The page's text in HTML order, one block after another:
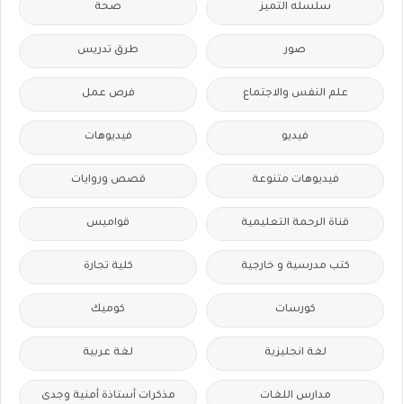
سلسله التميز صحة
صور طرق تدريس
علم النفس والاجتماع فرص عمل
فيديو فيديوهات
فيديوهات متنوعة قصص وروايات
قناة الرحمة التعليمية قواميس
كتب مدرسية و خارجية كلية تجارة
كورسات كوميك
لغة انجليزية لغة عربية
مدارس اللغات مذكرات أستاذة أمنية وجدى